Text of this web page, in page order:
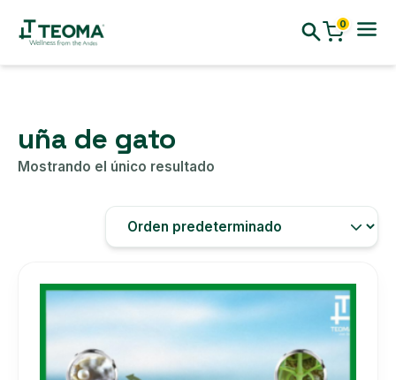
0
uña de gato
Mostrando el único resultado